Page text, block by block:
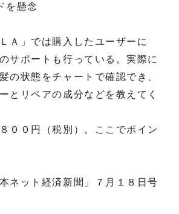
を懸念
Ａ」では購入したユーザーに
サポートも行っている。実際に
の状態をチャートで確認でき、
とリペアの成分などを教えてく
００円（税別）。ここでポイン
ネット経済新聞」７月１８日号